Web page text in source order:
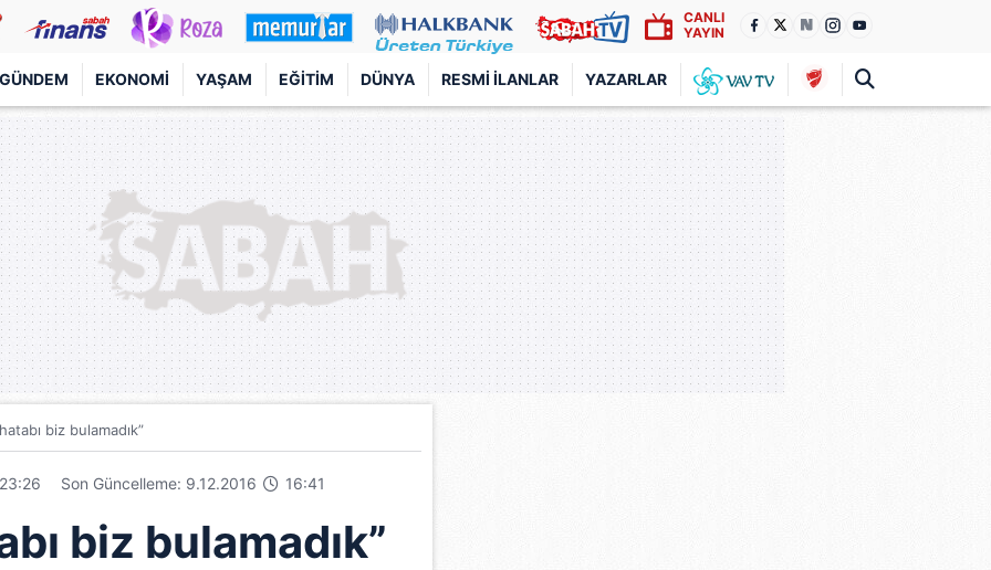
CANLI
YAYIN
GÜNDEM EKONOMI YAŞAM EĞITIM DÜNYA RESMI İLANLAR YAZARLAR
biz bulamadık”
23:26 Son Güncelleme: 9.12.2016 16:41
biz bulamadık”